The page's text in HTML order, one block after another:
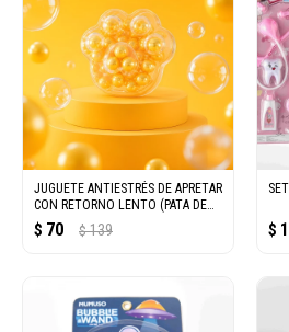
JUGUETE ANTIESTRÉS DE APRETAR
CON RETORNO LENTO (PATA DE
GATO)
$ 70 $ 139 $